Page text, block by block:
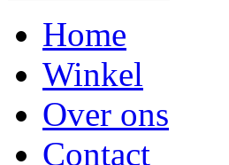
Home
Winkel
Over ons
Contact